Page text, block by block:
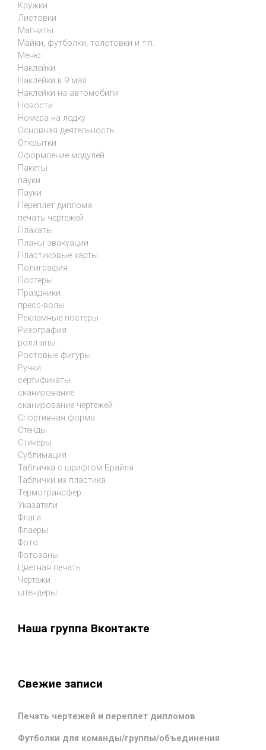
Кружки
Листовки
Магниты
Майки, футболки, толстовки и т.п.
Меню
Наклейки
Наклейки к 9 мая
Наклейки на автомобили
Новости
Номера на лодку
Основная деятельность
Открытки
Оформление модулей
Пакеты
пауки
Пауки
Переплет диплома
печать чертежей
Плакаты
Планы эвакуации
Пластиковые карты
Полиграфия
Постеры
Праздники
пресс-волы
Рекламные постеры
Ризография
ролл-апы
Ростовые фигуры
Ручки
сертификаты
сканирование
сканирование чертежей
Спортивная форма
Стенды
Стикеры
Сублимация
Табличка с шрифтом Брайля
Таблички из пластика
Термотрансфер
Указатели
Флаги
Флаеры
Фото
Фотозоны
Цветная печать
Чертежи
штендеры
Наша группа Вконтакте
Свежие записи
Печать чертежей и переплет дипломов
Футболки для команды/группы/объединения